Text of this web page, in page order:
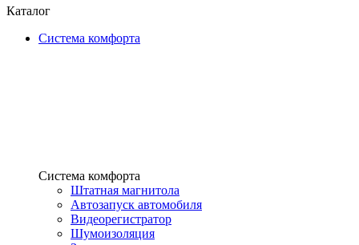
Каталог
Система комфорта
Система комфорта
Штатная магнитола
Автозапуск автомобиля
Видеорегистратор
Шумоизоляция